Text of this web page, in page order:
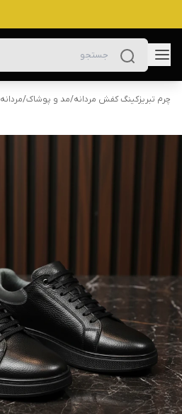
چرم تبریزکینگ کفش مردانه/مد و پوشاک/مردانه